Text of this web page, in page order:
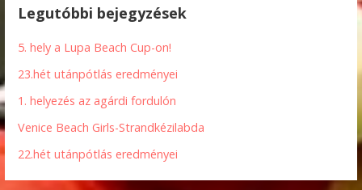
Legutóbbi bejegyzések
5. hely a Lupa Beach Cup-on!
23.hét utánpótlás eredményei
1. helyezés az agárdi fordulón
Venice Beach Girls-Strandkézilabda
22.hét utánpótlás eredményei